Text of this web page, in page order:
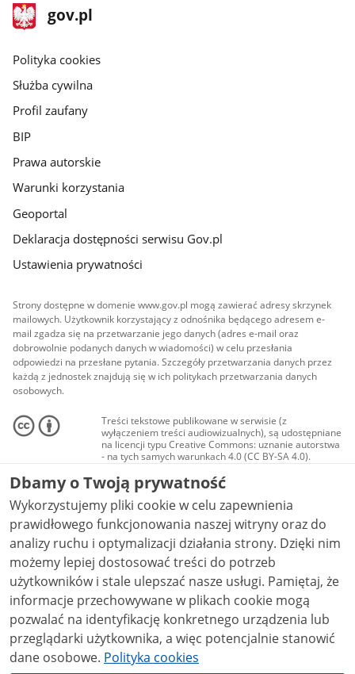
stopka
gov.pl
Strona
gov.pl
gov.pl
Polityka cookies
Służba cywilna
Profil zaufany
BIP
Prawa autorskie
Warunki korzystania
Geoportal
Deklaracja dostępności serwisu Gov.pl
Ustawienia prywatności
Strony dostępne w domenie www.gov.pl mogą zawierać adresy skrzynek
mailowych. Użytkownik korzystający z odnośnika będącego adresem e-
mail zgadza się na przetwarzanie jego danych (adres e-mail oraz
dobrowolnie podanych danych w wiadomości) w celu przesłania
odpowiedzi na przesłane pytania. Szczegóły przetwarzania danych przez
każdą z jednostek znajdują się w ich politykach przetwarzania danych
osobowych.
Treści tekstowe publikowane w serwisie (z
wyłączeniem treści audiowizualnych), są udostępniane
na licencji typu Creative Commons: uznanie autorstwa
- na tych samych warunkach 4.0 (CC BY-SA 4.0).
Materiały audiowizualne, w tym zdjęcia, materiały
audio i wideo, są udostępniane na licencji typu
Creative Commons: uznanie autorstwa użycie
niekomercyjne - bez utworów zależnych 4.0 (CC BY-
NC-ND 4.0), o ile nie jest to stwierdzone inaczej.
Dbamy o Twoją prywatność
Wykorzystujemy pliki cookie w celu zapewnienia
prawidłowego funkcjonowania naszej witryny oraz do
analizy ruchu i optymalizacji działania strony. Dzięki nim
możemy lepiej dostosować treści do potrzeb
użytkowników i stale ulepszać nasze usługi. Pamiętaj, że
informacje przechowywane w plikach cookie mogą
pozwalać na identyfikację konkretnego urządzenia lub
przeglądarki użytkownika, a więc potencjalnie stanowić
dane osobowe. Polityka cookies